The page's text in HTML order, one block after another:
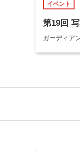
イベント
第19回
ガーディア